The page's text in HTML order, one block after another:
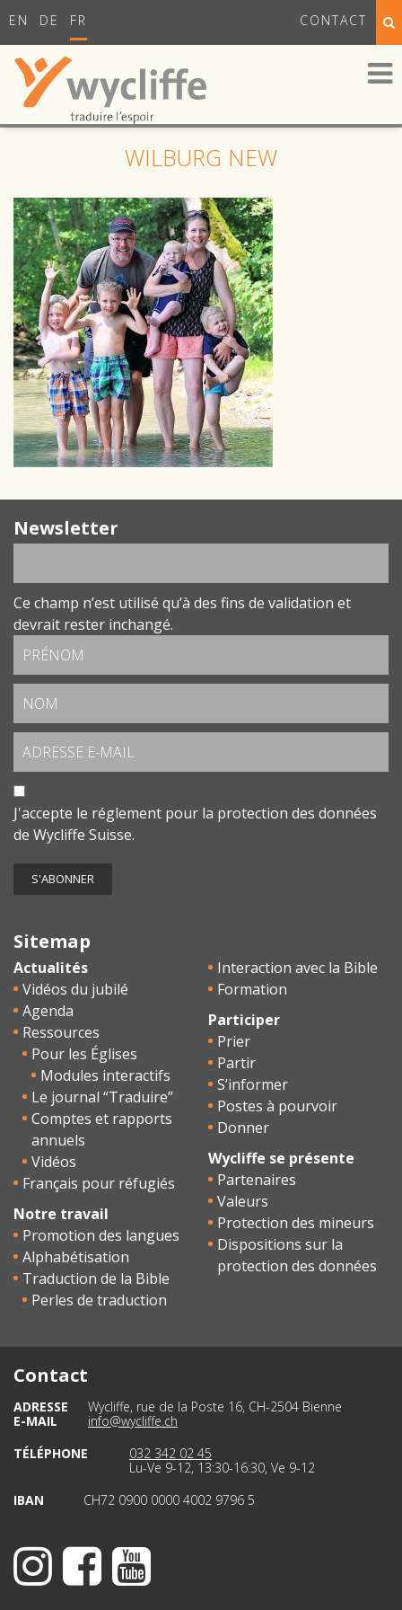
EN DE FR CONTACT
WILBURG NEW
Newsletter
Ce champ n’est utilisé qu’à des fins de validation et
devrait rester inchangé.
J'accepte le réglement pour la protection des données
de Wycliffe Suisse.
Sitemap
Actualités
Vidéos du jubilé
Agenda
Ressources
Pour les Églises
Modules interactifs
Le journal “Traduire”
Comptes et rapports
annuels
Vidéos
Français pour réfugiés
Notre travail
Promotion des langues
Alphabétisation
Traduction de la Bible
Perles de traduction
Interaction avec la Bible
Formation
Participer
Prier
Partir
S’informer
Postes à pourvoir
Donner
Wycliffe se présente
Partenaires
Valeurs
Protection des mineurs
Dispositions sur la
protection des données
Contact
ADRESSE
Wycliffe, rue de la Poste 16, CH-2504 Bienne
E-MAIL
info@wycliffe.ch
TÉLÉPHONE
032 342 02 45
Lu-Ve 9-12, 13:30-16:30, Ve 9-12
IBAN
CH72 0900 0000 4002 9796 5